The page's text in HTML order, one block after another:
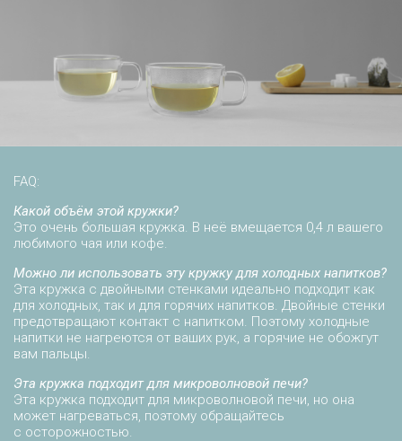
FAQ:
Какой объём этой кружки?
Это очень большая кружка. В неё вмещается 0,4 л вашего
любимого чая или кофе.
Можно ли использовать эту кружку для холодных напитков?
Эта кружка с двойными стенками идеально подходит как
для холодных, так и для горячих напитков. Двойные стенки
предотвращают контакт с напитком. Поэтому холодные
напитки не нагреются от ваших рук, а горячие не обожгут
вам пальцы.
Эта кружка подходит для микроволновой печи?
Эта кружка подходит для микроволновой печи, но она
может нагреваться, поэтому обращайтесь
с осторожностью.